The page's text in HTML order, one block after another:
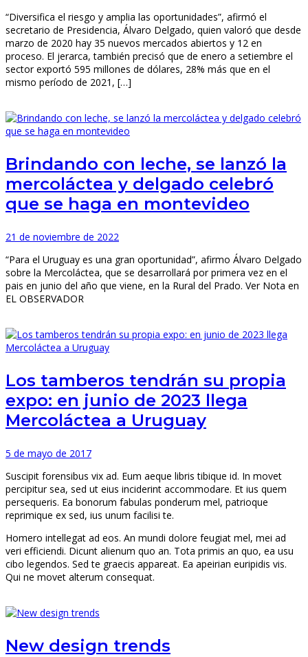
“Diversifica el riesgo y amplia las oportunidades”, afirmó el
secretario de Presidencia, Álvaro Delgado, quien valoró que desde
marzo de 2020 hay 35 nuevos mercados abiertos y 12 en
proceso. El jerarca, también precisó que de enero a setiembre el
sector exportó 595 millones de dólares, 28% más que en el
mismo período de 2021, […]
Brindando con leche, se lanzó la
mercoláctea y delgado celebró
que se haga en montevideo
21 de noviembre de 2022
“Para el Uruguay es una gran oportunidad”, afirmo Álvaro Delgado
sobre la Mercoláctea, que se desarrollará por primera vez en el
pais en junio del año que viene, en la Rural del Prado. Ver Nota en
EL OBSERVADOR
Los tamberos tendrán su propia
expo: en junio de 2023 llega
Mercoláctea a Uruguay
5 de mayo de 2017
Suscipit forensibus vix ad. Eum aeque libris tibique id. In movet
percipitur sea, sed ut eius inciderint accommodare. Et ius quem
persequeris. Ea bonorum fabulas ponderum mel, patrioque
reprimique ex sed, ius unum facilisi te.
Homero intellegat ad eos. An mundi dolore feugiat mel, mei ad
veri efficiendi. Dicunt alienum quo an. Tota primis an quo, ea usu
cibo legendos. Sed te graecis appareat. Ea apeirian euripidis vis.
Qui ne movet alterum consequat.
New design trends